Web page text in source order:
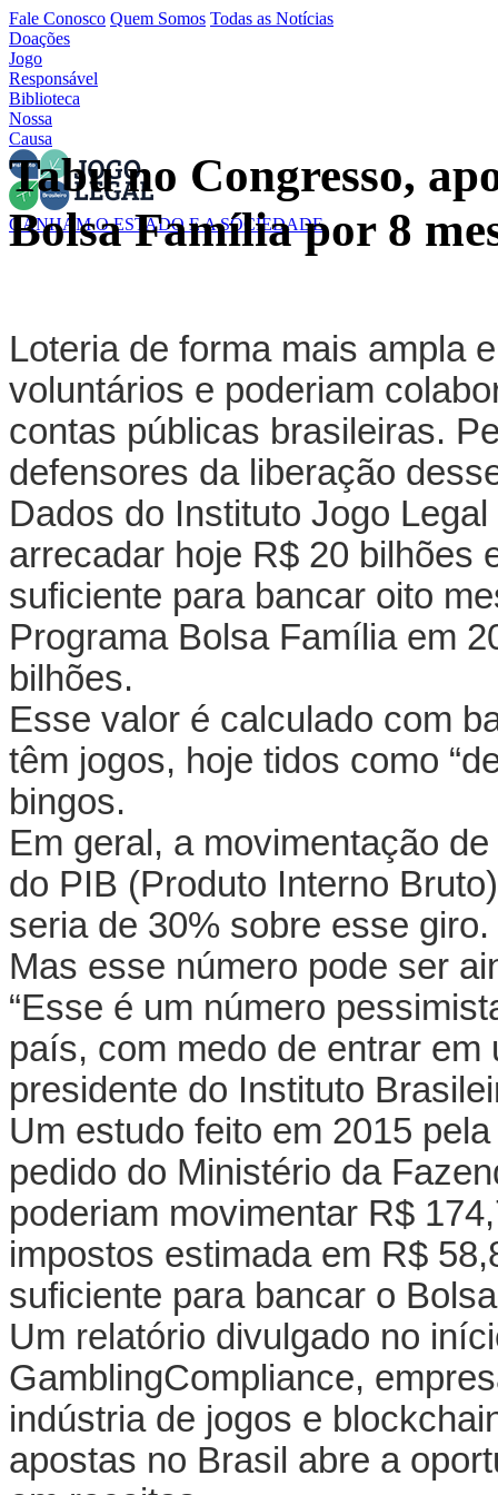
Fale Conosco Quem Somos Todas as Notícias
Doações
Jogo
Responsável
Biblioteca
Nossa
Causa
GANHAM O ESTADO E A SOCIEDADE
Tabu no Congresso,
Bolsa Família por 8
Loteria de forma mais ampla
voluntários e poderiam
contas públicas brasileiras.
defensores da liberação
Dados do Instituto Jogo
arrecadar hoje R$ 20 bilhões
suficiente para bancar oito
Programa Bolsa Família em
bilhões.
Esse valor é calculado com
têm jogos, hoje tidos como
bingos.
Em geral, a movimentação
do PIB (Produto Interno
seria de 30% sobre esse giro.
Mas esse número pode ser
“Esse é um número
país, com medo de entrar em
presidente do Instituto
Um estudo feito em 2015
pedido do Ministério da
poderiam movimentar R$
impostos estimada em R$
suficiente para bancar o
Um relatório divulgado no
GamblingCompliance,
indústria de jogos e
apostas no Brasil abre a